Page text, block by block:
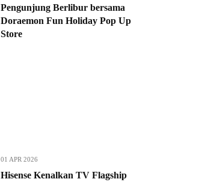
Pengunjung Berlibur bersama
Doraemon Fun Holiday Pop Up
Store
01 APR 2026
Hisense Kenalkan TV Flagship